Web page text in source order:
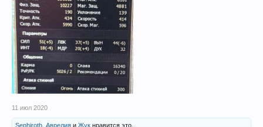
11 июл 2020
Sephiroth Аврелия и Жук нравится это.